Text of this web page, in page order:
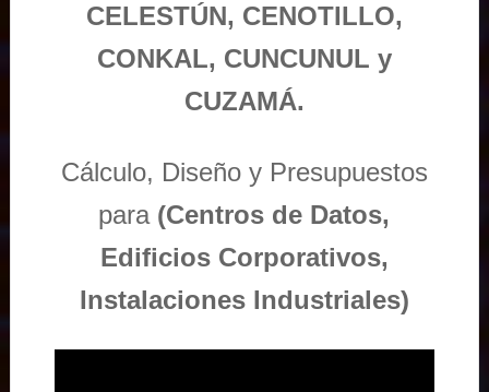
CELESTÚN, CENOTILLO,
CONKAL, CUNCUNUL y
CUZAMÁ.
Cálculo, Diseño y Presupuestos
para (Centros de Datos,
Edificios Corporativos,
Instalaciones Industriales)